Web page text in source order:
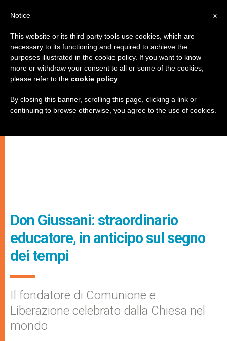
Don Giussani: straordinario
educatore, in anticipo sul segno
dei tempi
Il fondatore di Comunione e
Liberazione celebrato dalla Chiesa nel
mondo
x
Notice
This website or its third party tools use cookies, which are
necessary to its functioning and required to achieve the
purposes illustrated in the cookie policy. If you want to know
more or withdraw your consent to all or some of the cookies,
please refer to the cookie policy
By closing this banner, scrolling this page, clicking a link or
continuing to browse otherwise, you agree to the use of cookies.